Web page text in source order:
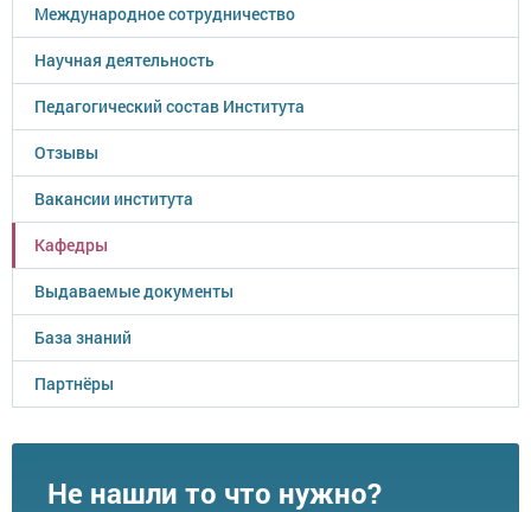
Международное сотрудничество
Научная деятельность
Педагогический состав Института
Отзывы
Вакансии института
Кафедры
Выдаваемые документы
База знаний
Партнёры
Не нашли то что нужно?